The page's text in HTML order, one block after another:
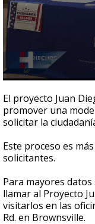
seconds
of
2
minutes,
seconds
El proyecto Juan
promover una
solicitar la
Este proceso es
solicitantes.
Para mayores
llamar al Proyecto
visitarlos en las
Rd. en Brownsville.